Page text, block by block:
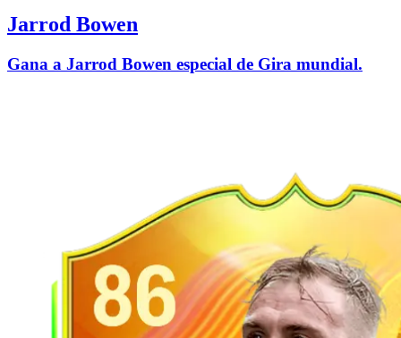
Jarrod Bowen
Gana a Jarrod Bowen especial de Gira mundial.